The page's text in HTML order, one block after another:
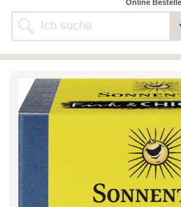
Online
>> Bauernmarkt <<
Bäckerei-Konditorei-Café
Biohof Öllinger
Fleischerei Hüthmayr
Hofladen Hoffelner
Kuglbauer - Familie Bischof
La Toscana Anita Wolf e.U.